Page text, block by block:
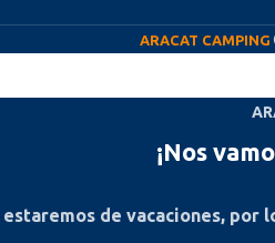
ARACAT CAMPING
¡Nos
estaremos de vacaciones, por